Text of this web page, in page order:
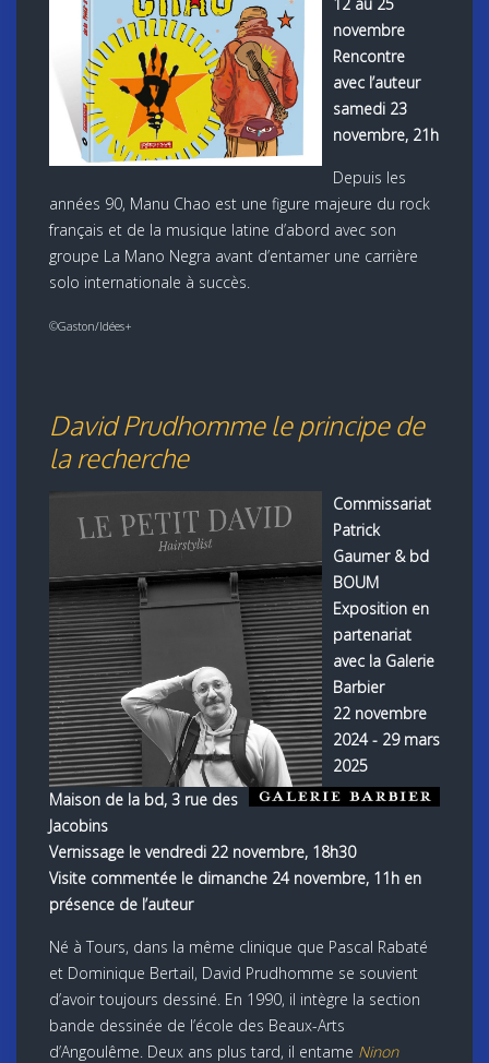
novembre
Rencontre
avec l’auteur
samedi 23
novembre, 21h
Depuis les
années 90, Manu Chao est une figure majeure du rock
français et de la musique latine d’abord avec son
groupe La Mano Negra avant d’entamer une carrière
solo internationale à succès.
©Gaston/Idées+
David Prudhomme le principe de
la recherche
Commissariat
Patrick
Gaumer & bd
BOUM
Exposition en
partenariat
avec la Galerie
Barbier
22 novembre
2024 - 29 mars
2025
Maison de la bd, 3 rue des
Jacobins
Vernissage le vendredi 22 novembre, 18h30
Visite commentée le dimanche 24 novembre, 11h en
présence de l’auteur
Né à Tours, dans la même clinique que Pascal Rabaté
et Dominique Bertail, David Prudhomme se souvient
d’avoir toujours dessiné. En 1990, il intègre la section
bande dessinée de l’école des Beaux-Arts
d’Angoulême. Deux ans plus tard, il entame Ninon